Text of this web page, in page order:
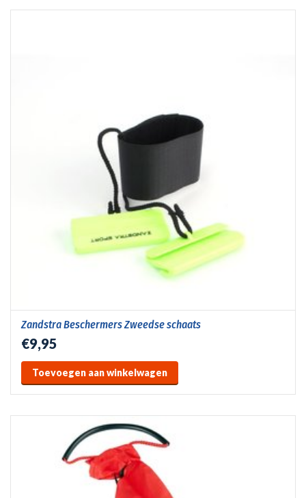
Zandstra Beschermers Zweedse schaats
€9,95
Toevoegen aan winkelwagen